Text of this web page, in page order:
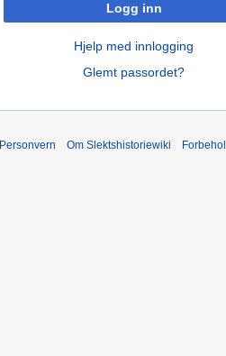
Logg inn
Hjelp med innlogging
Glemt passordet?
Personvern Om Slektshistoriewiki